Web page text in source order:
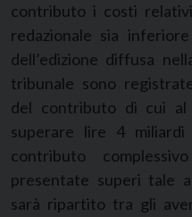
contributo i costi
redazionale sia
dell’edizione diffusa
tribunale sono
del contributo di cui al
superare lire 4
contributo
presentate superi tale
sarà ripartito tra gli